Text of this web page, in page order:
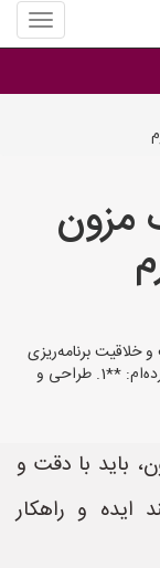
منوی
سایت
سال
مزون
خلاقیت برنامه‌ریزی
کنید. در اینجا چند ایده و راهکار کاربردی برای شما آورده‌ام: **1. طراحی و
باید با دقت و
ایده و راهکار